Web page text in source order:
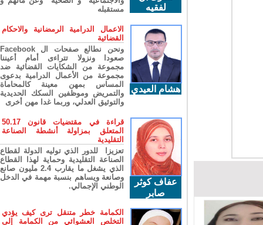
لفقيه
مستقبله
هشام العيدي
الاعمال الدرامية الرمضانية والاحكام
القضائية
ونحن نطالع صفحات ال Facebook
صعودا ونزولا تتراءى أمام أعيننا
مجموعة من الشكايات القضائية ضد
مجموعة من الأعمال الدرامية بدعوى
المساس بمهن معينة كالمحاماة
والتمريض وموظفين السكك الحديدية
والتوثيق العدلي، وربما غدا مهن أخرى
عفاف كوثر
صابر
قراءة في مقتضيات قانون 50.17
المتعلق بمزاولة أنشطة الصناعة
التقليدية
تعزيزا للدور الذي توليه الدولة لقطاع
الصناعة التقليدية وحماية لهذا القطاع
الذي يشغل ما يقارب 2.4 مليون صانع
وصانعة ويساهم بنسبة مهمة في الدخل
الوطني الإجمالي.
الكمامة خطر متنقل ترى كيف يؤدي
التخلص العشوائي من الكمامة إلى